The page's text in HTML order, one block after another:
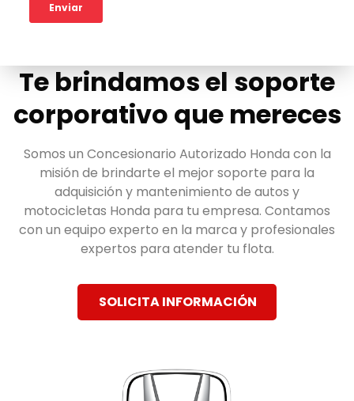
Te brindamos el soporte
corporativo que mereces
Somos un Concesionario Autorizado Honda con la
misión de brindarte el mejor soporte para la
adquisición y mantenimiento de autos y
motocicletas Honda para tu empresa. Contamos
con un equipo experto en la marca y profesionales
expertos para atender tu flota.
SOLICITA INFORMACIÓN